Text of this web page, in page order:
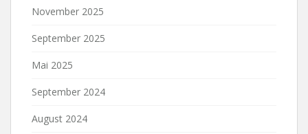
November 2025
September 2025
Mai 2025
September 2024
August 2024